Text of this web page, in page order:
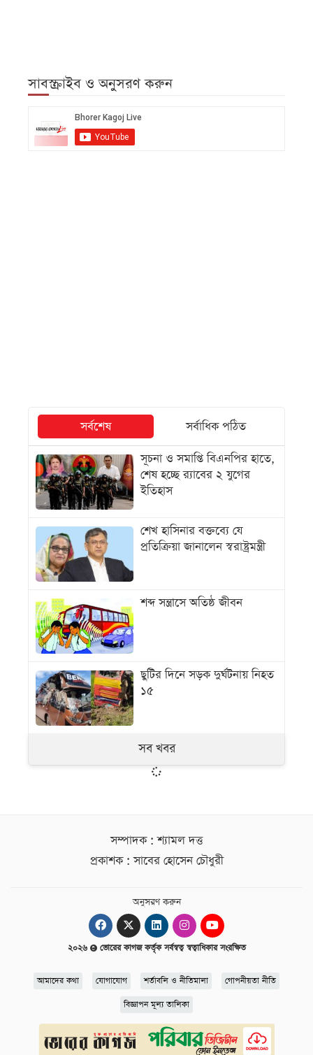
সাবস্ক্রাইব ও অনুসরণ করুন
সর্বশেষ
সর্বাধিক পঠিত
সূচনা ও সমাপ্তি বিএনপির হাতে,
শেষ হচ্ছে র‍্যাবের ২ যুগের
ইতিহাস
শেখ হাসিনার বক্তব্যে যে
প্রতিক্রিয়া জানালেন স্বরাষ্ট্রমন্ত্রী
শব্দ সন্ত্রাসে অতিষ্ঠ জীবন
ছুটির দিনে সড়ক দুর্ঘটনায় নিহত
১৫
সব খবর
সম্পাদক : শ্যামল দত্ত
প্রকাশক : সাবের হোসেন চৌধুরী
অনুসরণ করুন
২০২৬ ভোরের কাগজ কর্তৃক সর্বস্বত্ব স্বত্বাধিকার সংরক্ষিত
আমাদের কথা যোগাযোগ শর্তাবলি ও নীতিমালা গোপনীয়তা নীতি
বিজ্ঞাপন মূল্য তালিকা